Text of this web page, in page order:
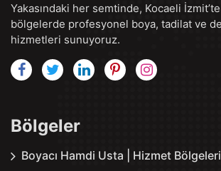
Yakasındaki her semtinde, Kocaeli
bölgelerde profesyonel boya, tadilat ve
hizmetleri sunuyoruz.
Bölgeler
Boyacı Hamdi Usta | Hizmet